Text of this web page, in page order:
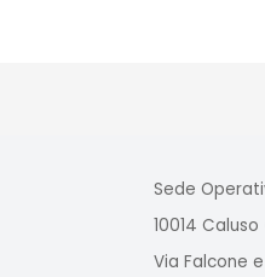
Sede
10014
Via Falcone